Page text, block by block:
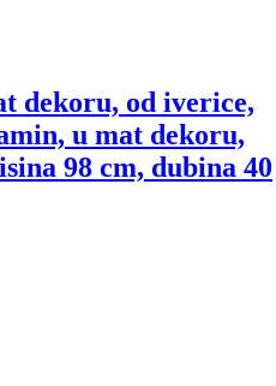
dekoru, od iverice,
u mat dekoru,
98 cm, dubina 40